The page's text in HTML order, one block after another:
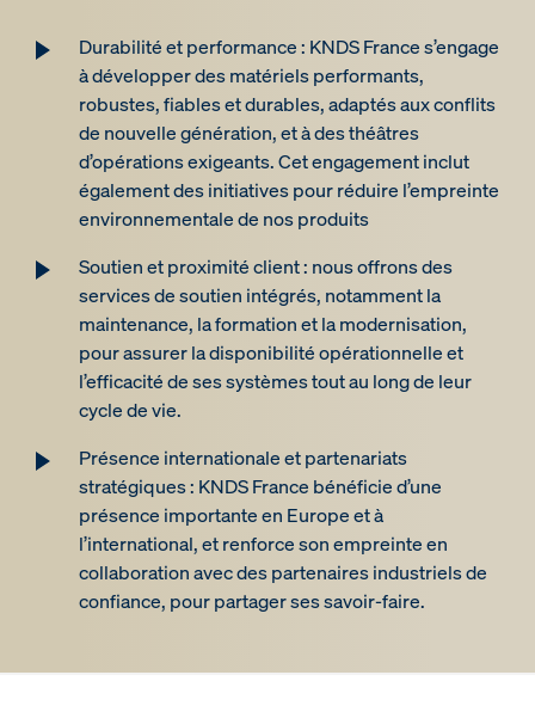
Durabilité et performance : KNDS France s’engage
à développer des matériels performants,
robustes, fiables et durables, adaptés aux conflits
de nouvelle génération, et à des théâtres
d’opérations exigeants. Cet engagement inclut
également des initiatives pour réduire l’empreinte
environnementale de nos produits
Soutien et proximité client : nous offrons des
services de soutien intégrés, notamment la
maintenance, la formation et la modernisation,
pour assurer la disponibilité opérationnelle et
l’efficacité de ses systèmes tout au long de leur
cycle de vie.
Présence internationale et partenariats
stratégiques : KNDS France bénéficie d’une
présence importante en Europe et à
l’international, et renforce son empreinte en
collaboration avec des partenaires industriels de
confiance, pour partager ses savoir-faire.